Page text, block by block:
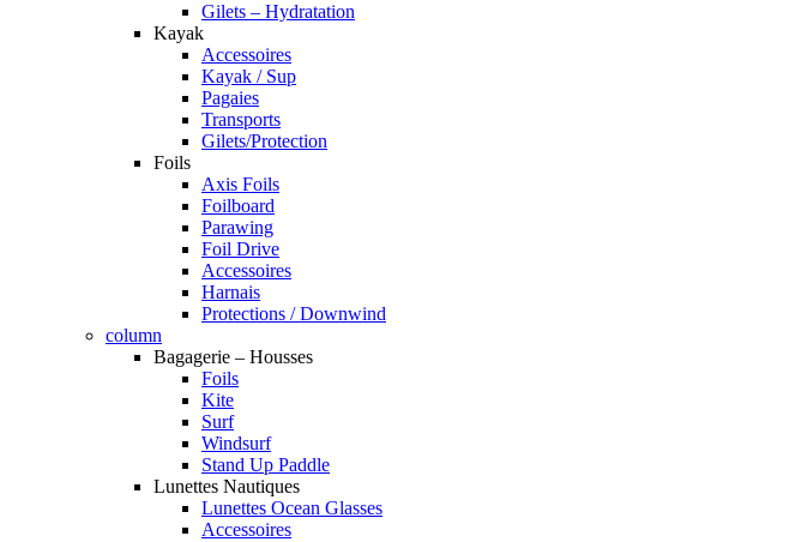
Gilets – Hydratation
Kayak
Accessoires
Kayak / Sup
Pagaies
Transports
Gilets/Protection
Foils
Axis Foils
Foilboard
Parawing
Foil Drive
Accessoires
Harnais
Protections / Downwind
column
Bagagerie – Housses
Foils
Kite
Surf
Windsurf
Stand Up Paddle
Lunettes Nautiques
Lunettes Ocean Glasses
Accessoires